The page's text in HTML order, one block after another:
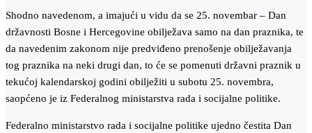
Shodno navedenom, a imajući u vidu da se 25. novembar – Dan
državnosti Bosne i Hercegovine obilježava samo na dan praznika, te
da navedenim zakonom nije predviđeno prenošenje obilježavanja
tog praznika na neki drugi dan, to će se pomenuti državni praznik u
tekućoj kalendarskoj godini obilježiti u subotu 25. novembra,
saopćeno je iz Federalnog ministarstva rada i socijalne politike.
Federalno ministarstvo rada i socijalne politike ujedno čestita Dan